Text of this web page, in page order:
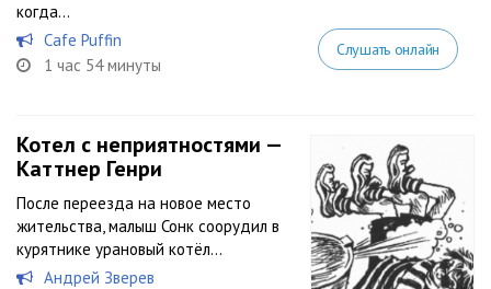
когда...
Cafe Puffin
1 час 54 минуты
Слушать онлайн
Котел с неприятностями —
Каттнер Генри
После переезда на новое место
жительства, малыш Сонк соорудил в
курятнике урановый котёл…
Андрей Зверев